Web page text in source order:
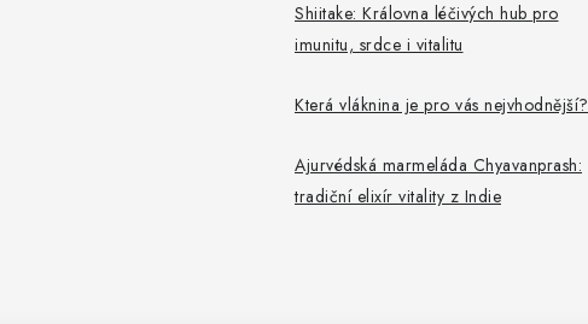
Shiitake: Královna léčivých hub pro
imunitu, srdce i vitalitu
Která vláknina je pro vás nejvhodnější?
Ajurvédská marmeláda Chyavanprash:
tradiční elixír vitality z Indie